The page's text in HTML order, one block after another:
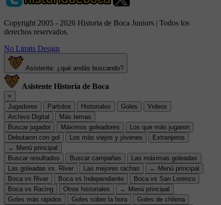
Copyright 2005 - 2026 Historia de Boca Juniors | Todos los
derechos reservados.
No Limits Design
Asistente: ¿qué andás buscando?
Asistente Historia de Boca
×
Jugadores
Partidos Historiales Goles
Videos
Archivo Digital
Más temas
Buscar jugador
Máximos goleadores
Los que más jugaron
Debutaron con gol
Los más viejos y jóvenes
Extranjeros
← Menú principal
Buscar resultados
Buscar campañas
Las máximas goleadas
Las goleadas vs. River
Las mejores rachas
← Menú principal
Boca vs River
Boca vs Independiente
Boca vs San Lorenzo
Boca vs Racing
Otros historiales
← Menú principal
Goles más rápidos
Goles sobre la hora
Goles de chilena